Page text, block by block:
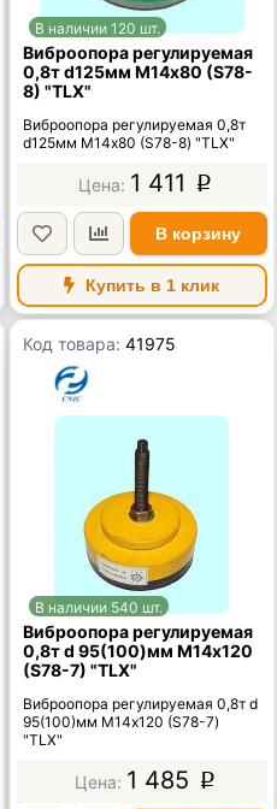
В наличии 120 шт.
Виброопора регулируемая
0,8т d125мм М14х80 (S78-
8) "TLX"
Виброопора регулируемая 0,8т
d125мм М14х80 (S78-8) "TLX"
1 411 p
В корзину
Купить в 1 клик
Код товара:41975
В наличии 540 шт.
Виброопора регулируемая
0,8т d 95(100)мм М14х120
(S78-7) "TLX"
Виброопора регулируемая 0,8т d
95(100)мм М14х120 (S78-7)
"TLX"
1 485 p